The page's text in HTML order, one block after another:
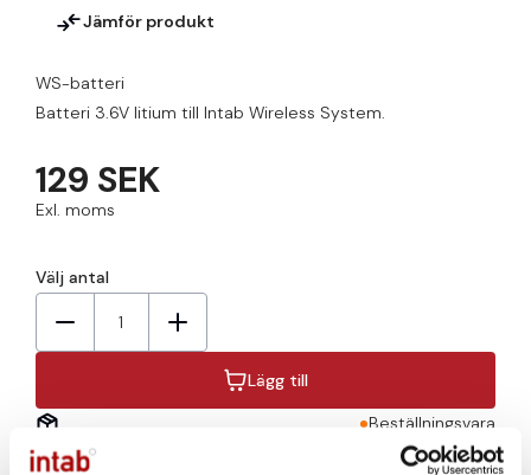
Jämför produkt
WS-batteri
Batteri 3.6V litium till Intab Wireless System.
129 SEK
Exl. moms
Välj antal
1
Lägg till
Beställningsvara